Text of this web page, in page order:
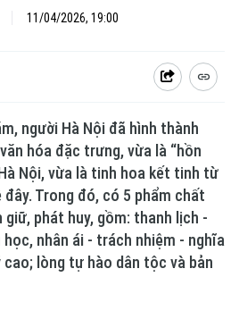
11/04/2026, 19:00
người Hà Nội đã hình thành
hóa đặc trưng, vừa là “hồn
Nội, vừa là tinh hoa kết tinh từ
Trong đó, có 5 phẩm chất
phát huy, gồm: thanh lịch -
nhân ái - trách nhiệm - nghĩa
lòng tự hào dân tộc và bản